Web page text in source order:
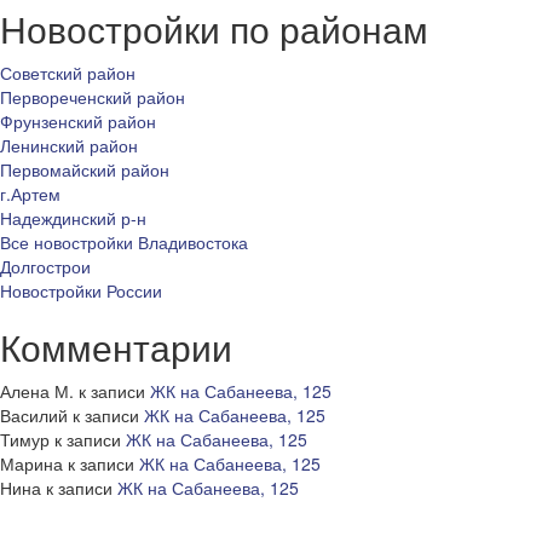
Новостройки по районам
Советский район
Первореченский район
Фрунзенский район
Ленинский район
Первомайский район
г.Артем
Надеждинский р-н
Все новостройки Владивостока
Долгострои
Новостройки России
Комментарии
Алена М. к записи ЖК на Сабанеева, 125
Василий к записи ЖК на Сабанеева, 125
Тимур к записи ЖК на Сабанеева, 125
Марина к записи ЖК на Сабанеева, 125
Нина к записи ЖК на Сабанеева, 125